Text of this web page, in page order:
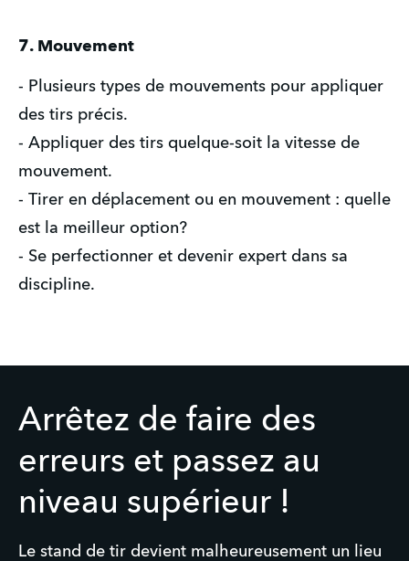
7. Mouvement
- Plusieurs types de mouvements pour appliquer
des tirs précis.
- Appliquer des tirs quelque-soit la vitesse de
mouvement.
- Tirer en déplacement ou en mouvement : quelle
est la meilleur option?
- Se perfectionner et devenir expert dans sa
discipline.
Arrêtez de faire des
erreurs et passez au
niveau supérieur !
Le stand de tir devient malheureusement un lieu